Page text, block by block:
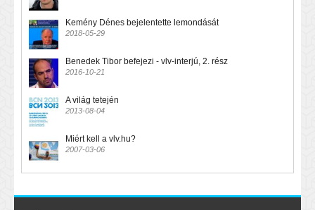
Kemény Dénes bejelentette lemondását
2018-05-29
Benedek Tibor befejezi - vlv-interjú, 2. rész
2016-10-21
A világ tetején
2013-08-04
Miért kell a vlv.hu?
2007-03-06